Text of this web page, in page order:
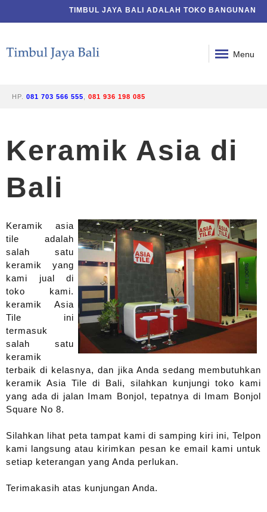
TIMBUL JAYA BALI ADALAH TOKO BANGUNAN DI
Menu
HP. 081 703 566 555 081 936 198 085
Keramik Asia di
Bali
Keramik asia
tile adalah
salah satu
keramik yang
kami jual di
toko kami.
keramik Asia
Tile ini
termasuk
salah satu
keramik
terbaik di kelasnya, dan jika Anda sedang membutuhkan
keramik Asia Tile di Bali, silahkan kunjungi toko kami
yang ada di jalan Imam Bonjol, tepatnya di Imam Bonjol
Square No 8.
Silahkan lihat peta tampat kami di samping kiri ini, Telpon
kami langsung atau kirimkan pesan ke email kami untuk
setiap keterangan yang Anda perlukan.
Terimakasih atas kunjungan Anda.